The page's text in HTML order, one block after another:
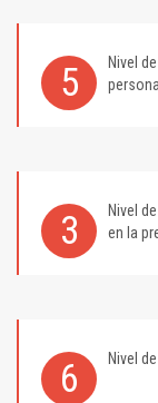
5 Nivel
3 Nivel
en la
6 Nivel de